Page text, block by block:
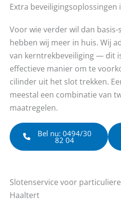
Extra beveiligingsoplossingen
Voor wie verder wil dan
hebben wij meer in huis. Wij
van kerntrekbeveiliging — dit
effectieve manier om te
cilinder uit het slot trekken.
meestal een combinatie van
maatregelen.
Bel nu: 0494/30
82 04
Slotenservice voor
Haaltert